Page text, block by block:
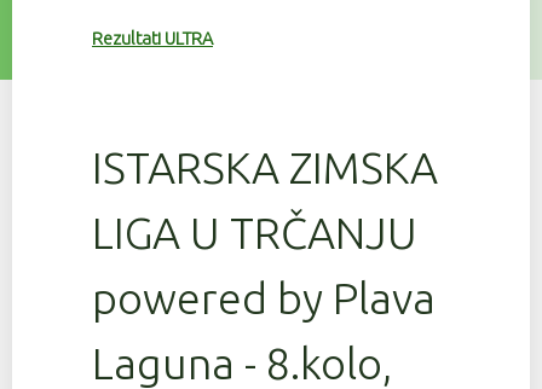
Rezultati ULTRA
ISTARSKA ZIMSKA
LIGA U TRČANJU
powered by Plava
Laguna - 8.kolo,